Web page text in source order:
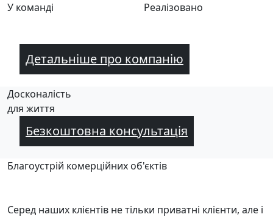
У команді
Реалізовано
Детальніше про компанію
Досконалість
для життя
Безкоштовна консультація
Благоустрій комерційних об'єктів
Серед наших клієнтів не тільки приватні клієнти, але і